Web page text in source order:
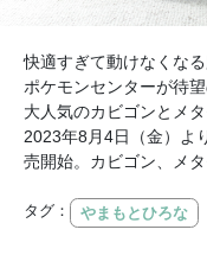
快適すぎて動けなくな
ポケモンセンターが待
大人気のカビゴンとメ
2023年8月4日（金）よ
売開始。カビゴン、メ
タグ： やまもとひろな